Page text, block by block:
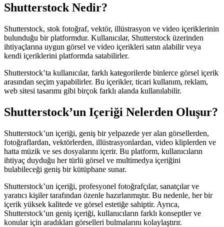
Shutterstock Nedir?
Shutterstock, stok fotoğraf, vektör, illüstrasyon ve video içeriklerinin
bulunduğu bir platformdur. Kullanıcılar, Shutterstock üzerinden
ihtiyaçlarına uygun görsel ve video içerikleri satın alabilir veya
kendi içeriklerini platformda satabilirler.
Shutterstock’ta kullanıcılar, farklı kategorilerde binlerce görsel içerik
arasından seçim yapabilirler. Bu içerikler, ticari kullanım, reklam,
web sitesi tasarımı gibi birçok farklı alanda kullanılabilir.
Shutterstock’un Içeriği Nelerden Oluşur?
Shutterstock’un içeriği, geniş bir yelpazede yer alan görsellerden,
fotoğraflardan, vektörlerden, illüstrasyonlardan, video kliplerden ve
hatta müzik ve ses dosyalarını içerir. Bu platform, kullanıcıların
ihtiyaç duyduğu her türlü görsel ve multimedya içeriğini
bulabileceği geniş bir kütüphane sunar.
Shutterstock’un içeriği, profesyonel fotoğrafçılar, sanatçılar ve
yaratıcı kişiler tarafından özenle hazırlanmıştır. Bu nedenle, her bir
içerik yüksek kalitede ve görsel estetiğe sahiptir. Ayrıca,
Shutterstock’un geniş içeriği, kullanıcıların farklı konseptler ve
konular için aradıkları görselleri bulmalarını kolaylaştırır.